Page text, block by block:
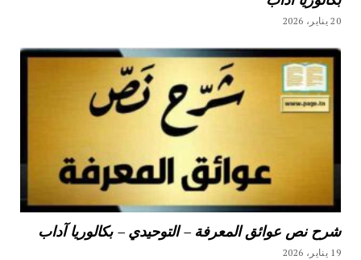
20 يناير، 2026
شرح نص عوائق المعرفة – التوحيدي – بكالوريا آداب
19 يناير، 2026